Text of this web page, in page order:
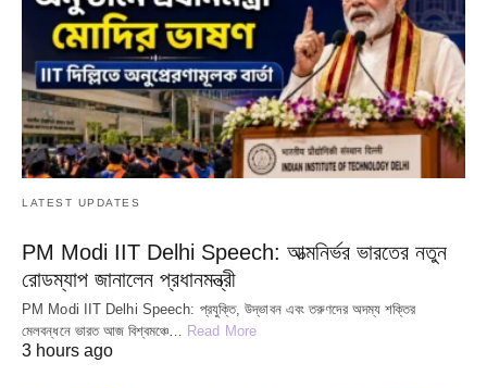
LATEST UPDATES
PM Modi IIT Delhi Speech: আত্মনির্ভর ভারতের নতুন
রোডম্যাপ জানালেন প্রধানমন্ত্রী
PM Modi IIT Delhi Speech: প্রযুক্তি, উদ্ভাবন এবং তরুণদের অদম্য শক্তির
মেলবন্ধনে ভারত আজ বিশ্বমঞ্চে… Read More
3 hours ago